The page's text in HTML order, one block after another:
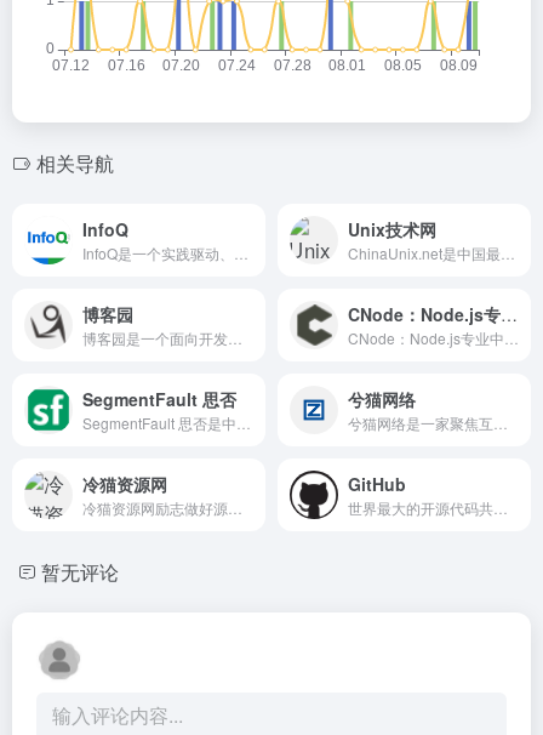
相关导航
InfoQ Unix技术网
博客园 CNode：Node.js专业中文社区
SegmentFault 思否 兮猫网络
冷猫资源网 GitHub
暂无评论